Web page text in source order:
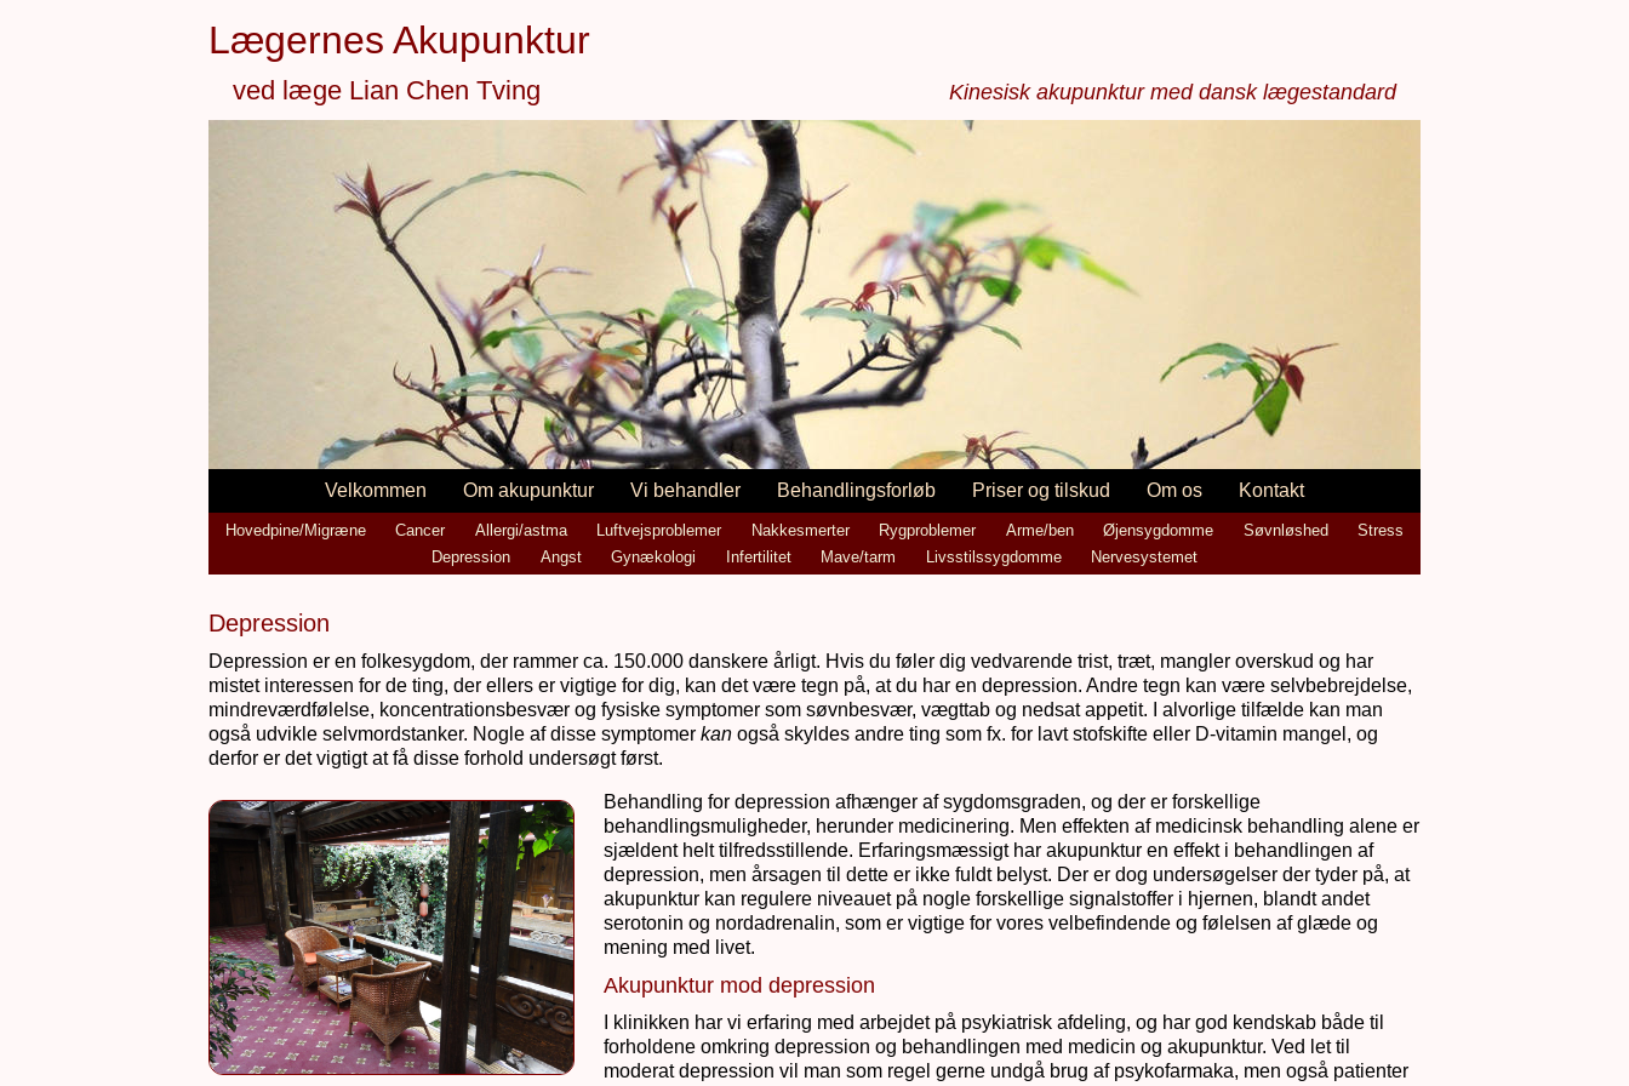
Lægernes Akupunktur
ved læge Lian Chen Tving Kinesisk akupunktur med dansk lægestandard
Velkommen Om akupunktur Vi behandler Behandlingsforløb Priser og tilskud Om os Kontakt
Hovedpine/Migræne Cancer Allergi/astma Luftvejsproblemer Nakkesmerter Rygproblemer Arme/ben Øjensygdomme Søvnløshed
Stress
Depression
Angst Gynækologi Infertilitet Mave/tarm Livsstilssygdomme Nervesystemet
Depression
Depression er en folkesygdom, der rammer ca. 150.000 danskere årligt. Hvis du føler dig vedvarende trist, træt, mangler overskud og har
mistet interessen for de ting, der ellers er vigtige for dig, kan det være tegn på, at du har en depression. Andre tegn kan være selvbebrejdelse,
mindreværdfølelse, koncentrationsbesvær og fysiske symptomer som søvnbesvær, vægttab og nedsat appetit. I alvorlige tilfælde kan man
også udvikle selvmordstanker. Nogle af disse symptomer kan også skyldes andre ting som fx. for lavt stofskifte eller D-vitamin mangel, og
derfor er det vigtigt at få disse forhold undersøgt først.
Behandling for depression afhænger af sygdomsgraden, og der er forskellige
behandlingsmuligheder, herunder medicinering. Men effekten af medicinsk behandling alene er
sjældent helt tilfredsstillende. Erfaringsmæssigt har akupunktur en effekt i behandlingen af
depression, men årsagen til dette er ikke fuldt belyst. Der er dog undersøgelser der tyder på, at
akupunktur kan regulere niveauet på nogle forskellige signalstoffer i hjernen, blandt andet
serotonin og nordadrenalin, som er vigtige for vores velbefindende og følelsen af glæde og
mening med livet.
Akupunktur mod depression
I klinikken har vi erfaring med arbejdet på psykiatrisk afdeling, og har god kendskab både til
forholdene omkring depression og behandlingen med medicin og akupunktur. Ved let til
moderat depression vil man som regel gerne undgå brug af psykofarmaka, men også patienter